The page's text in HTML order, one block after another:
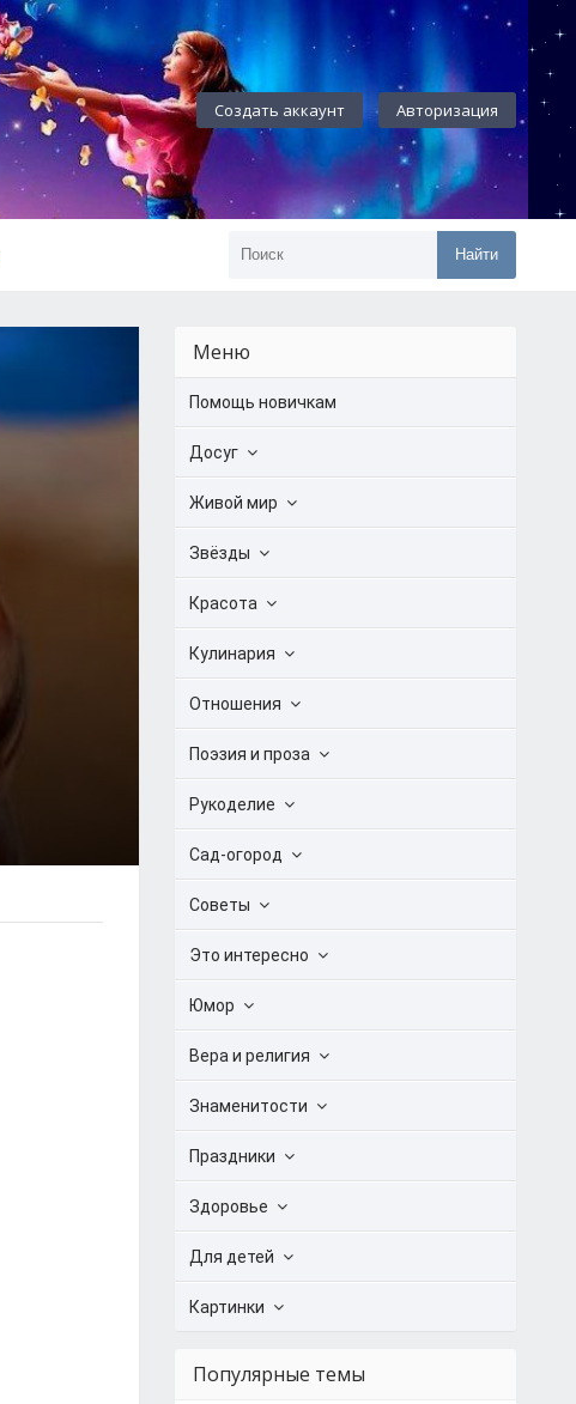
Создать аккаунт Авторизация
Найти
Меню
Помощь новичкам
Досуг
Живой мир
Звёзды
Красота
Кулинария
Отношения
Поэзия и проза
Рукоделие
Сад-огород
Советы
Это интересно
Юмор
Вера и религия
Знаменитости
Праздники
Здоровье
Для детей
Картинки
Популярные темы